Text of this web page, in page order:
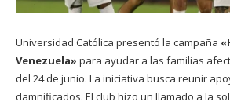
Universidad Católica presentó la campaña
Venezuela» para ayudar a las familias
del 24 de junio. La iniciativa busca reunir
damnificados. El club hizo un llamado a la